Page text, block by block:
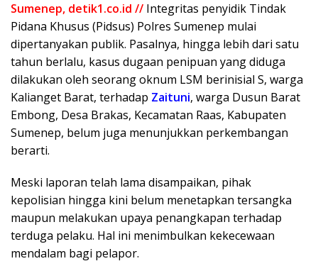
Sumenep, detik1.co.id // Integritas penyidik Tindak
Pidana Khusus (Pidsus) Polres Sumenep mulai
dipertanyakan publik. Pasalnya, hingga lebih dari satu
tahun berlalu, kasus dugaan penipuan yang diduga
dilakukan oleh seorang oknum LSM berinisial S, warga
Kalianget Barat, terhadap Zaituni, warga Dusun Barat
Embong, Desa Brakas, Kecamatan Raas, Kabupaten
Sumenep, belum juga menunjukkan perkembangan
berarti.
Meski laporan telah lama disampaikan, pihak
kepolisian hingga kini belum menetapkan tersangka
maupun melakukan upaya penangkapan terhadap
terduga pelaku. Hal ini menimbulkan kekecewaan
mendalam bagi pelapor.